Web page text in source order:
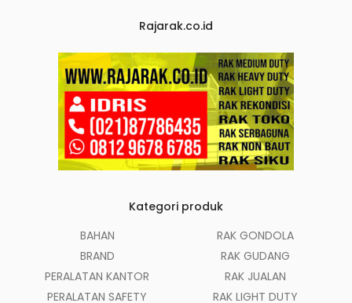
Rajarak.co.id
Kategori produk
BAHAN
BRAND
PERALATAN KANTOR
PERALATAN SAFETY
RAK GONDOLA
RAK GUDANG
RAK JUALAN
RAK LIGHT DUTY